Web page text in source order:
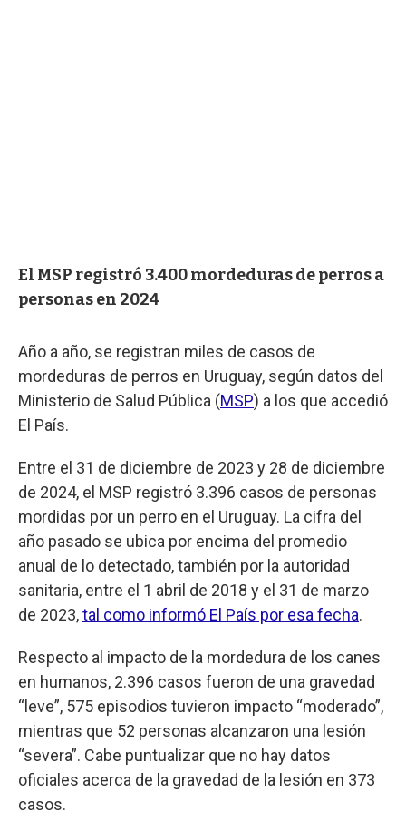
El MSP registró 3.400 mordeduras de perros a
personas en 2024
Año a año, se registran miles de casos de
mordeduras de perros en Uruguay, según datos del
Ministerio de Salud Pública (MSP) a los que accedió
El País.
Entre el 31 de diciembre de 2023 y 28 de diciembre
de 2024, el MSP registró 3.396 casos de personas
mordidas por un perro en el Uruguay. La cifra del
año pasado se ubica por encima del promedio
anual de lo detectado, también por la autoridad
sanitaria, entre el 1 abril de 2018 y el 31 de marzo
de 2023,tal como informó El País por esa fecha.
Respecto al impacto de la mordedura de los canes
en humanos, 2.396 casos fueron de una gravedad
“leve”, 575 episodios tuvieron impacto “moderado”,
mientras que 52 personas alcanzaron una lesión
“severa”. Cabe puntualizar que no hay datos
oficiales acerca de la gravedad de la lesión en 373
casos.